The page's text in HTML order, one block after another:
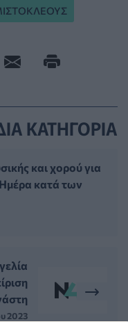
ΚΑΤΗΓΟΡΙΑ
και χορού για
κατά των
2023